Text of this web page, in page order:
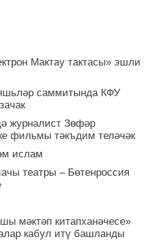
Мактау тактасы» эшли
саммитында КФУ
журналист Зөфәр
фильмы тәкъдим теләчәк
ислам
театры – Бөтенроссия
мәктәп китапханәчесе»
кабул итү башланды